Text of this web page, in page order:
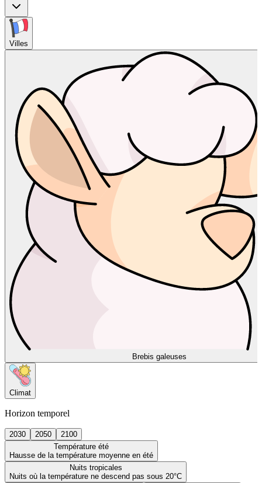
Villes
Brebis galeuses
Climat
Horizon temporel
2030 2050
2100
Température été
Hausse de la température moyenne en été
Nuits tropicales
Nuits où la température ne descend pas sous 20°C